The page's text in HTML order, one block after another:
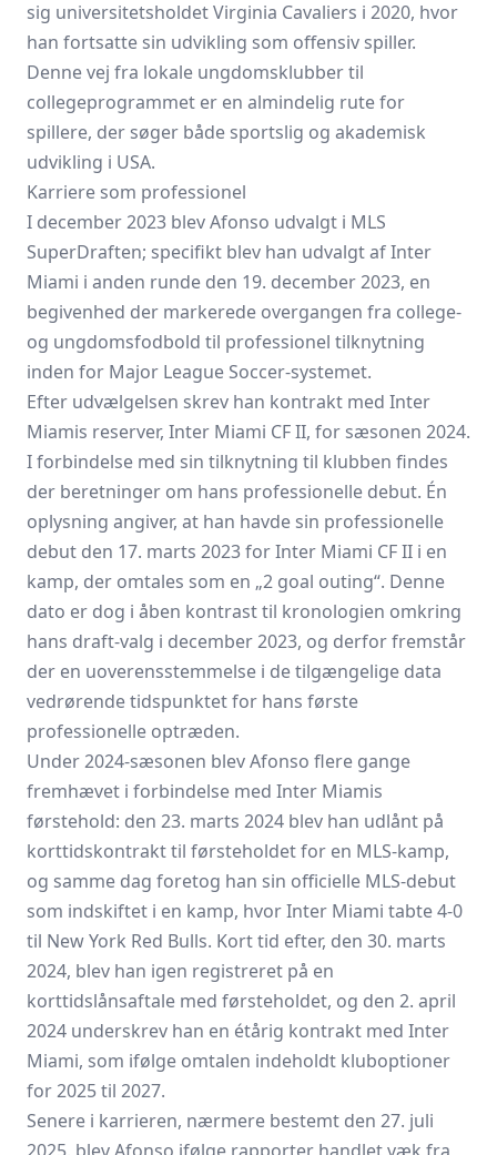
sig universitetsholdet Virginia Cavaliers i 2020, hvor
han fortsatte sin udvikling som offensiv spiller.
Denne vej fra lokale ungdomsklubber til
collegeprogrammet er en almindelig rute for
spillere, der søger både sportslig og akademisk
udvikling i USA.
Karriere som professionel
I december 2023 blev Afonso udvalgt i MLS
SuperDraften; specifikt blev han udvalgt af Inter
Miami i anden runde den 19. december 2023, en
begivenhed der markerede overgangen fra college-
og ungdomsfodbold til professionel tilknytning
inden for Major League Soccer-systemet.
Efter udvælgelsen skrev han kontrakt med Inter
Miamis reserver, Inter Miami CF II, for sæsonen 2024.
I forbindelse med sin tilknytning til klubben findes
der beretninger om hans professionelle debut. Én
oplysning angiver, at han havde sin professionelle
debut den 17. marts 2023 for Inter Miami CF II i en
kamp, der omtales som en „2 goal outing“. Denne
dato er dog i åben kontrast til kronologien omkring
hans draft-valg i december 2023, og derfor fremstår
der en uoverensstemmelse i de tilgængelige data
vedrørende tidspunktet for hans første
professionelle optræden.
Under 2024-sæsonen blev Afonso flere gange
fremhævet i forbindelse med Inter Miamis
førstehold: den 23. marts 2024 blev han udlånt på
korttidskontrakt til førsteholdet for en MLS-kamp,
og samme dag foretog han sin officielle MLS-debut
som indskiftet i en kamp, hvor Inter Miami tabte 4-0
til New York Red Bulls. Kort tid efter, den 30. marts
2024, blev han igen registreret på en
korttidslånsaftale med førsteholdet, og den 2. april
2024 underskrev han en étårig kontrakt med Inter
Miami, som ifølge omtalen indeholdt kluboptioner
for 2025 til 2027.
Senere i karrieren, nærmere bestemt den 27. juli